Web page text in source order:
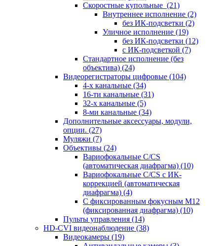
Скоростные купольные (21)
Внутреннее исполнение (2)
без ИК-подсветки (2)
Уличное исполнение (19)
без ИК-подсветки (12)
с ИК-подсветкой (7)
Стандартное исполнение (без
объектива) (24)
Видеорегистраторы цифровые (104)
4-х канальные (34)
16-ти канальные (31)
32-х канальные (5)
8-ми канальные (34)
Дополнительные аксессуары, модули,
опции. (27)
Муляжи (7)
Объективы (24)
Вариофокальные C/CS
(автоматическая диафрагма) (10)
Вариофокальные C/CS с ИК-
коррекцией (автоматическая
диафрагма) (4)
С фиксированным фокусным М12
(фиксированная диафрагма) (10)
Пульты управления (14)
HD-CVI видеонаблюдение (38)
Видеокамеры (19)